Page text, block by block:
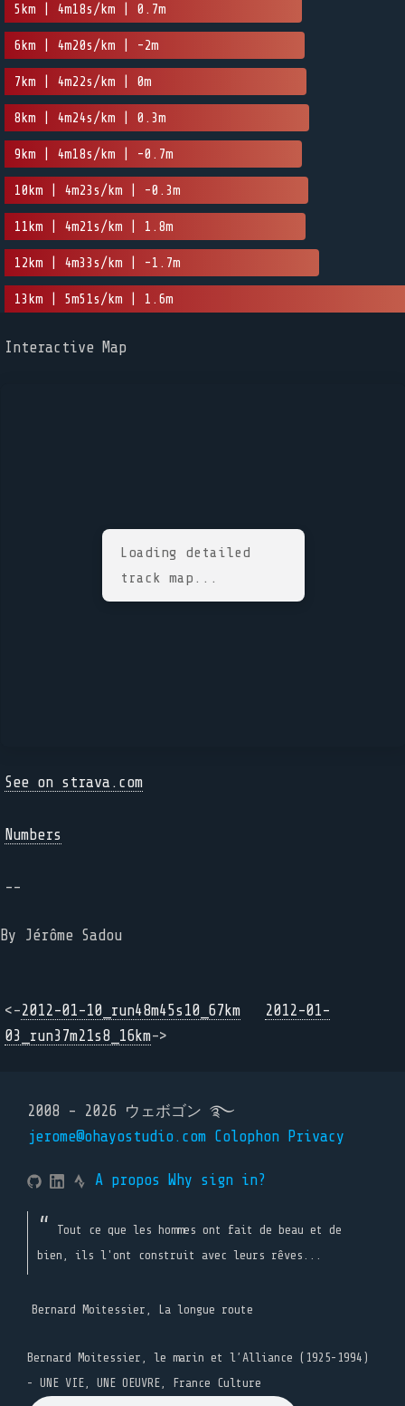
5km | 4m18s/km | 0.7m
6km | 4m20s/km | -2m
7km | 4m22s/km | 0m
8km | 4m24s/km | 0.3m
9km | 4m18s/km | -0.7m
10km | 4m23s/km | -0.3m
11km | 4m21s/km | 1.8m
12km | 4m33s/km | -1.7m
13km | 5m51s/km | 1.6m
Interactive Map
Loading detailed
track map...
See on strava.com
Numbers
--
By Jérôme Sadou
<-2012-01-10_run48m45s10_67km
2012-01-
03_run37m21s8_16km->
2008 - 2026 ウェボゴン ࿐
jerome@ohayostudio.com Colophon Privacy
A propos Why sign in?
Tout ce que les hommes ont fait de beau et de
bien, ils l'ont construit avec leurs rêves...
Bernard Moitessier, La longue route
Bernard Moitessier, le marin et l’Alliance (1925-1994)
- UNE VIE, UNE OEUVRE, France Culture